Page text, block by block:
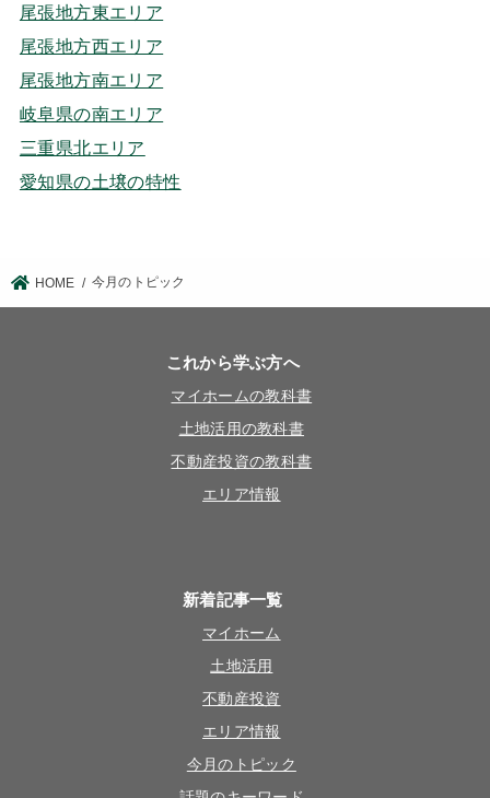
尾張地方東エリア
尾張地方西エリア
尾張地方南エリア
岐阜県の南エリア
三重県北エリア
愛知県の土壌の特性
HOME 今月のトピック
これから学ぶ方へ
マイホームの教科書
土地活用の教科書
不動産投資の教科書
エリア情報
新着記事一覧
マイホーム
土地活用
不動産投資
エリア情報
今月のトピック